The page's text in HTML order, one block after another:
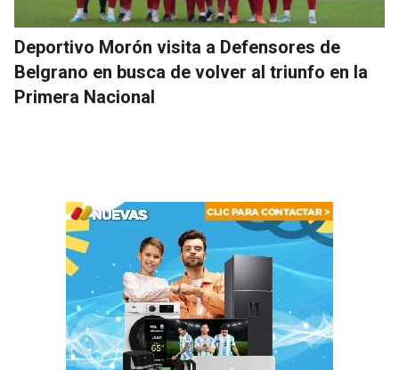
Deportivo Morón visita a Defensores de
Belgrano en busca de volver al triunfo en la
Primera Nacional